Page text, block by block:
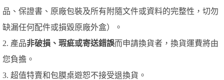
品、保證書、原廠包裝及所有附隨文件或資料的完整性，切勿
缺漏任何配件或損毀原廠外盒）。
2. 產品非破損、瑕疵或寄送錯誤而申請換貨者，換貨運費將由
您負擔。
3. 超值特賣和包膜桌遊恕不接受退換貨。